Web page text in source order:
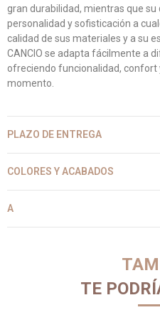
gran durabilidad, mientras que
personalidad y sofisticación a
calidad de sus materiales y a su
CANCIO se adapta fácilmente a
ofreciendo funcionalidad,
momento.
PLAZO DE ENTREGA
COLORES Y ACABADOS
A
TE